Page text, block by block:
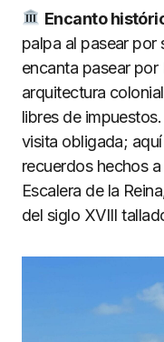
Encanto
palpa al pasear por
encanta pasear por
arquitectura
libres de
visita obligada;
recuerdos hechos
Escalera de la
del siglo XVIII